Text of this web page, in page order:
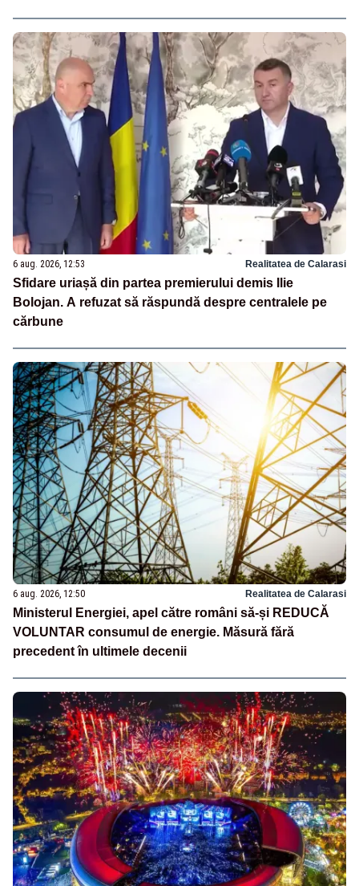
6 aug. 2026, 12:53 Realitatea de Calarasi
Sfidare uriașă din partea premierului demis Ilie
Bolojan. A refuzat să răspundă despre centralele pe
cărbune
6 aug. 2026, 12:50 Realitatea de Calarasi
Ministerul Energiei, apel către români să-și REDUCĂ
VOLUNTAR consumul de energie. Măsură fără
precedent în ultimele decenii